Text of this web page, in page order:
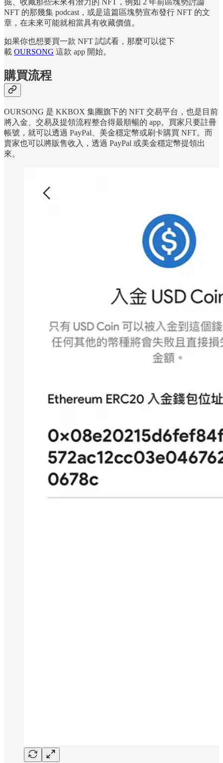
掘、收藏那些未來有潛力的 NFT，例如 2 年前區塊勢討論
NFT 的那幾集 podcast，或是這篇區塊勢宣布發行 NFT 的文
章，在未來可能就相當具有收藏價值。
如果你也想要買一款 NFT 試試看，那麼可以從下
載 OURSONG 這款 app 開始。
購買流程
OURSONG 是 KKBOX 集團旗下的 NFT 交易平台，也是目前
將入金、交易及提領流程整合得最順暢的 app。買家只要註冊
帳號，就可以透過 PayPal、美金穩定幣或刷卡購買 NFT。而
賣家也可以將販售收入，透過 PayPal 或美金穩定幣提領出
來。